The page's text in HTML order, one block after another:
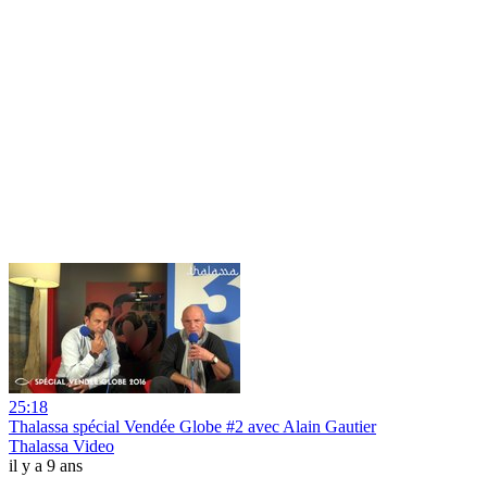
25:18
Thalassa spécial Vendée Globe #2 avec Alain Gautier
Thalassa Video
il y a 9 ans